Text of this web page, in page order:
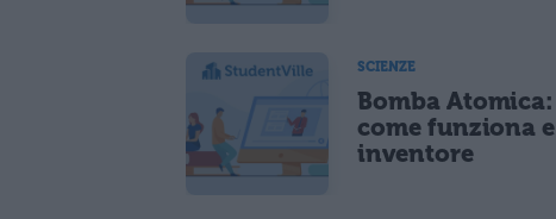
SCIENZE
Bomba Atomica:
come funziona e
inventore